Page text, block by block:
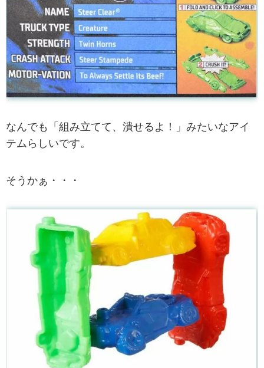
なんでも「組み立てて、潰せるよ！」みたいなアイ
テムらしいです。
そうかぁ・・・